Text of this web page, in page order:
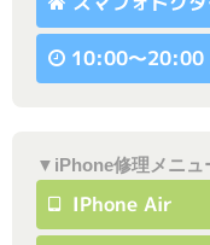
10:00〜20:00
▼iPhone修理メニュ
IPhone Air